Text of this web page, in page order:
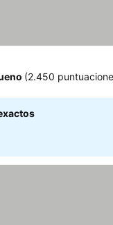
(2.450